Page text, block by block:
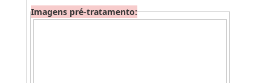
Imagens pré-tratamento: